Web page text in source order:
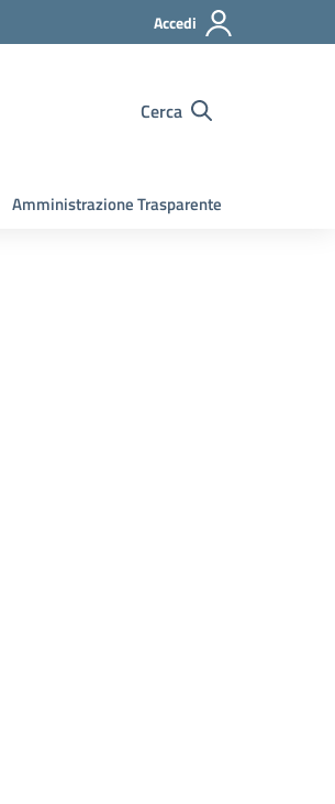
Accedi
Cerca
Amministrazione Trasparente